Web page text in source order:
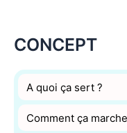
CONCEPT
A quoi ça sert ?
Comment ça